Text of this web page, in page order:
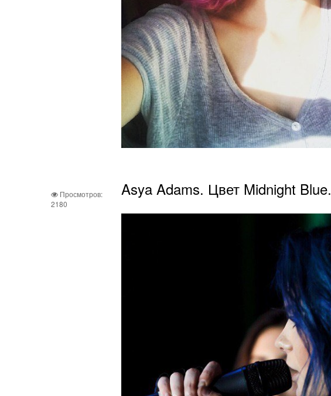
Просмотров:
2180
Asya Adams. Цвет Midnight Blue.